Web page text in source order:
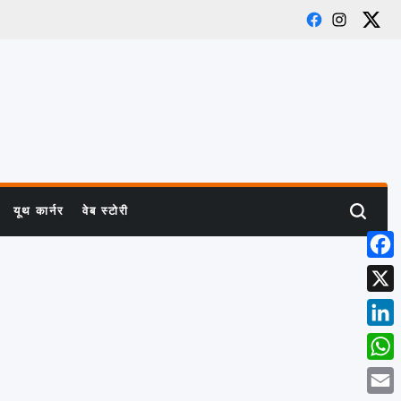
FacebookX
यूथ कार्नर वेब स्टोरी Search
X